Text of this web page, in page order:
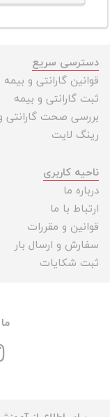
دسترسی سریع
قوانین گارانتی و بیمه
ثبت گارانتی و بیمه
بررسی صحت گارانتی
رینگ لایت
ناحیه کاربری
درباره ما
ارتباط با ما
قوانین و مقررات
سفارش و ارسال بار
ثبت شکایات